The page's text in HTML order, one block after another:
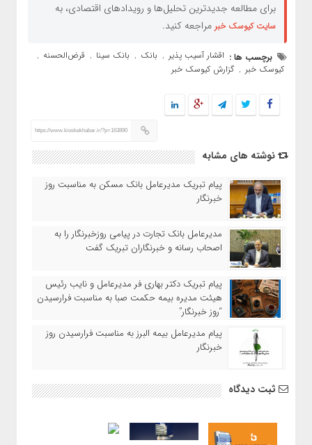
برای مطالعه جدیدترین تحلیل‌ها و رویدادهای اقتصادی، به
سایت کیوسک خبر مراجعه کنید.
برچسب ها : اقشار آسیب پذیر , بانک , بانک سینا , قرض‌الحسنه ,
کیوسک خبر , گزارش کیوسک خبر
https://www.kioskekhabar.ir/?p=163890
نوشته های مشابه
پیام تبریک مدیرعامل بانک مسکن به مناسبت روز
خبرنگار
مدیرعامل بانک تجارت در پیامی روزخبرنگار را به
اصحاب رسانه و خبرنگاران تبریک گفت
پیام تبریک دکتر بهاری فر مدیرعامل و نایب رئیس
هیئت مدیره بیمه حکمت صبا به مناسبت فرارسیدن
“روز خبرنگار”
پیام مدیرعامل بیمه البرز به مناسبت فرارسیدن روز
خبرنگار
ثبت دیدگاه